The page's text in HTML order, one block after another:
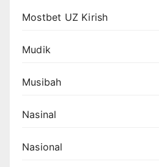
Mostbet UZ Kirish
Mudik
Musibah
Nasinal
Nasional